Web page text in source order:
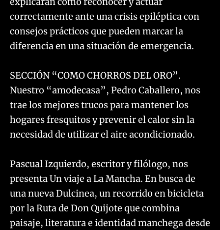
correctamente ante una crisis epiléptica con
consejos prácticos que pueden marcar la
diferencia en una situación de emergencia.
SECCIÓN “COMO CHORROS DEL ORO”.
Nuestro “amodecasa”, Pedro Caballero, nos
trae los mejores trucos para mantener los
hogares fresquitos y prevenir el calor sin la
necesidad de utilizar el aire acondicionado.
Pascual Izquierdo, escritor y filólogo, nos
presenta Un viaje a La Mancha. En busca de
una nueva Dulcinea, un recorrido en bicicleta
por la Ruta de Don Quijote que combina
paisaje, literatura e identidad manchega desde